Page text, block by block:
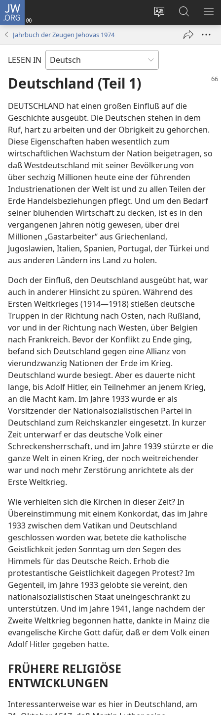
JW.ORG
Websitesprache
ändern
Anmelden
(öffnet
Suche
Jahrbuch der Zeugen Jehovas 1974
LESEN IN
Deutschland (Teil 1)
DEUTSCHLAND hat einen großen Einfluß auf die
Geschichte ausgeübt. Die Deutschen stehen in dem
Ruf, hart zu arbeiten und der Obrigkeit zu gehorchen.
Diese Eigenschaften haben wesentlich zum
wirtschaftlichen Wachstum der Nation beigetragen, so
daß Westdeutschland mit seiner Bevölkerung von
über sechzig Millionen heute eine der führenden
Industrienationen der Welt ist und zu allen Teilen der
Erde Handelsbeziehungen pflegt. Und um den Bedarf
seiner blühenden Wirtschaft zu decken, ist es in den
vergangenen Jahren nötig gewesen, über drei
Millionen „Gastarbeiter“ aus Griechenland,
Jugoslawien, Italien, Spanien, Portugal, der Türkei und
aus anderen Ländern ins Land zu holen.
Doch der Einfluß, den Deutschland ausgeübt hat, war
auch in anderer Hinsicht zu spüren. Während des
Ersten Weltkrieges (1914—1918) stießen deutsche
Truppen in der Richtung nach Osten, nach Rußland,
vor und in der Richtung nach Westen, über Belgien
nach Frankreich. Bevor der Konflikt zu Ende ging,
befand sich Deutschland gegen eine Allianz von
vierundzwanzig Nationen der Erde im Krieg.
Deutschland wurde besiegt. Aber es dauerte nicht
lange, bis Adolf Hitler, ein Teilnehmer an jenem Krieg,
an die Macht kam. Im Jahre 1933 wurde er als
Vorsitzender der Nationalsozialistischen Partei in
Deutschland zum Reichskanzler eingesetzt. In kurzer
Zeit unterwarf er das deutsche Volk einer
Schreckensherrschaft, und im Jahre 1939 stürzte er die
ganze Welt in einen Krieg, der noch weitreichender
war und noch mehr Zerstörung anrichtete als der
Erste Weltkrieg.
Wie verhielten sich die Kirchen in dieser Zeit? In
Übereinstimmung mit einem Konkordat, das im Jahre
1933 zwischen dem Vatikan und Deutschland
geschlossen worden war, betete die katholische
Geistlichkeit jeden Sonntag um den Segen des
Himmels für das Deutsche Reich. Erhob die
protestantische Geistlichkeit dagegen Protest? Im
Gegenteil, im Jahre 1933 gelobte sie vereint, den
nationalsozialistischen Staat uneingeschränkt zu
unterstützen. Und im Jahre 1941, lange nachdem der
Zweite Weltkrieg begonnen hatte, dankte in Mainz die
evangelische Kirche Gott dafür, daß er dem Volk einen
Adolf Hitler gegeben hatte.
FRÜHERE RELIGIÖSE
ENTWICKLUNGEN
Interessanterweise war es hier in Deutschland, am